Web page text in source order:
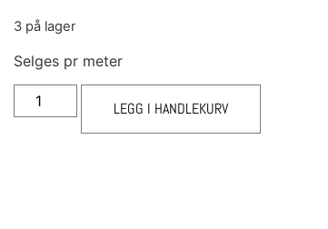
3 på lager
Selges pr meter
LEGG I HANDLEKURV